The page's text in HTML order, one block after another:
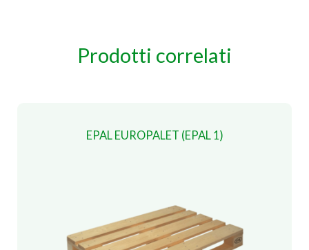
Prodotti correlati
EPAL EUROPALET (EPAL 1)